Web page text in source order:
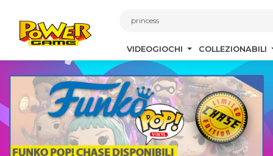
VIDEOGIOCHI COLLEZIONABILI